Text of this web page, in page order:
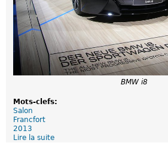
u
v
e
u
x
m
a
u
BMW i8
Mots-clefs:
Salon
Francfort
2013
Lire la suite